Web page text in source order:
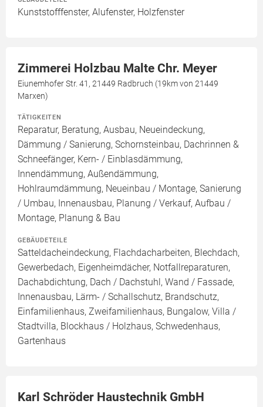
Kunststofffenster, Alufenster, Holzfenster
Zimmerei Holzbau Malte Chr. Meyer
Eiunemhofer Str. 41, 21449 Radbruch (19km von 21449
Marxen)
TÄTIGKEITEN
Reparatur, Beratung, Ausbau, Neueindeckung,
Dämmung / Sanierung, Schornsteinbau, Dachrinnen &
Schneefänger, Kern- / Einblasdämmung,
Innendämmung, Außendämmung,
Hohlraumdämmung, Neueinbau / Montage, Sanierung
/ Umbau, Innenausbau, Planung / Verkauf, Aufbau /
Montage, Planung & Bau
GEBÄUDETEILE
Satteldacheindeckung, Flachdacharbeiten, Blechdach,
Gewerbedach, Eigenheimdächer, Notfallreparaturen,
Dachabdichtung, Dach / Dachstuhl, Wand / Fassade,
Innenausbau, Lärm- / Schallschutz, Brandschutz,
Einfamilienhaus, Zweifamilienhaus, Bungalow, Villa /
Stadtvilla, Blockhaus / Holzhaus, Schwedenhaus,
Gartenhaus
Karl Schröder Haustechnik GmbH